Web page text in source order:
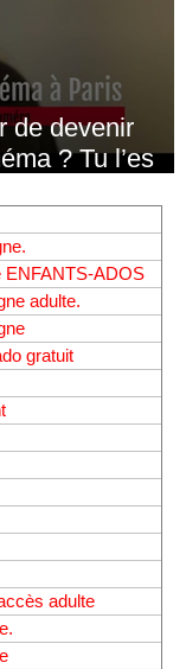
de devenir
? Tu l’es
ADOS
adulte.
gratuit
adulte